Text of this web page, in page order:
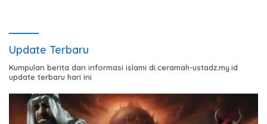
Update Terbaru
Kumpulan berita dan informasi islami di.ceramah-ustadz.my.id
update terbaru hari ini